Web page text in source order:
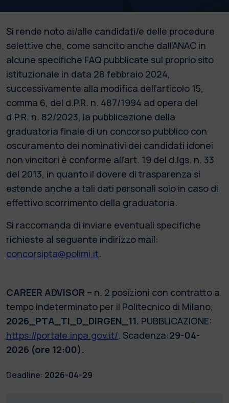
Si rende noto ai/alle candidati/e delle procedure
selettive che, come sancito anche dall’ANAC in
alcune specifiche FAQ pubblicate sul proprio sito
istituzionale in data 28 febbraio 2024,
successivamente alla modifica dell’articolo 15,
comma 6, del d.P.R. n. 487/1994 ad opera del
d.P.R. n. 82/2023, la pubblicazione della
graduatoria finale di un concorso pubblico con
oscuramento dei nominativi dei candidati idonei
non vincitori è conforme all’art. 19 del d.lgs. n. 33
del 2013, in quanto il dovere di trasparenza si
estende anche a tali dati personali solo in caso di
effettivo scorrimento della graduatoria.
Si raccomanda di inviare eventuali specifiche
richieste al seguente indirizzo mail:
concorsipta@polimi.it.
CAREER ADVISOR – n. 2 posizioni con contratto a
tempo indeterminato per il Politecnico di Milano,
2026_PTA_TI_D_DIRGEN_11. PUBBLICAZIONE:
https://portale.inpa.gov.it/. Scadenza:29-04-
2026 (ore 12:00).
Deadline: 2026-04-29